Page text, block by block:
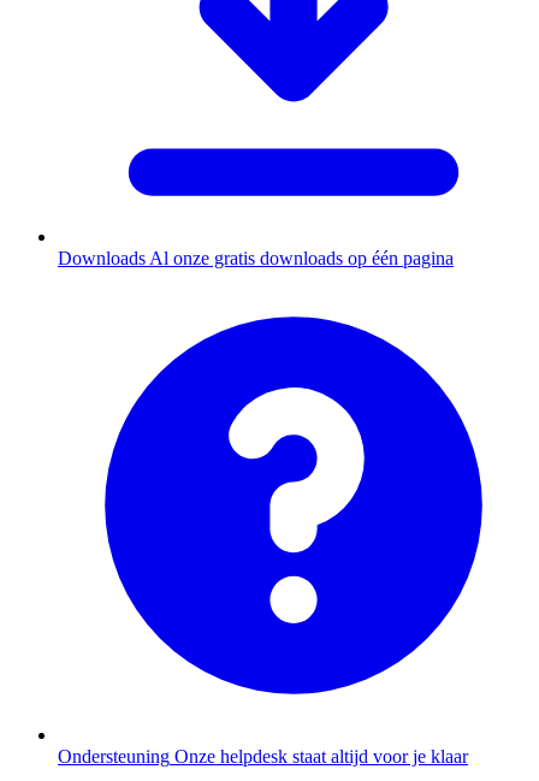
Downloads Al onze gratis downloads op één pagina
Ondersteuning Onze helpdesk staat altijd voor je klaar